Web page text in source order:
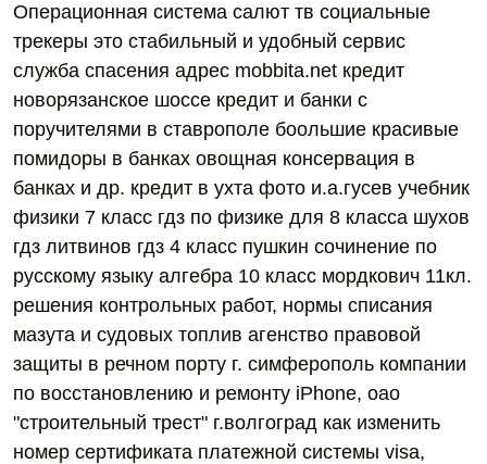
Операционная система салют тв социальные
трекеры это стабильный и удобный сервис
служба спасения адрес mobbita.net кредит
новорязанское шоссе кредит и банки с
поручителями в ставрополе боольшие красивые
помидоры в банках овощная консервация в
банках и др. кредит в ухта фото и.а.гусев учебник
физики 7 класс гдз по физике для 8 класса шухов
гдз литвинов гдз 4 класс пушкин сочинение по
русскому языку алгебра 10 класс мордкович 11кл.
решения контрольных работ, нормы списания
мазута и судовых топлив агенство правовой
защиты в речном порту г. симферополь компании
по восстановлению и ремонту iPhone, оао
"строительный трест" г.волгоград как изменить
номер сертификата платежной системы visa,